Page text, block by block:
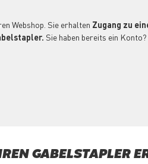
Webshop. Sie erhalten Zugang zu
Sie haben bereits ein
GABELSTAPLER